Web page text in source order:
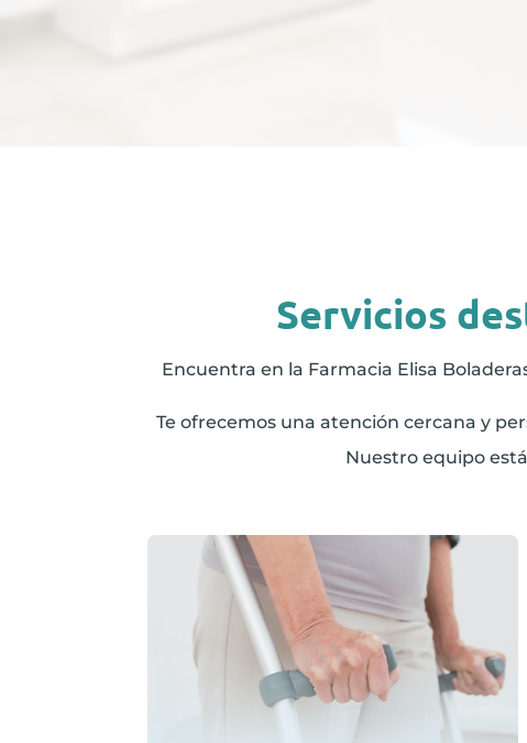
Servicios
Encuentra en la Farmacia Elisa
Te ofrecemos una atención cercana y
Nuestro equipo